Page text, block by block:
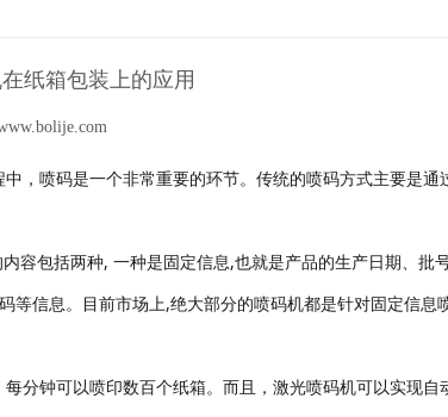
纸箱包装上的应用
，喷码是一个非常重要的环节。传统的喷码方式主要是通
容包括两种, 一种是固定信息,也就是产品的生产日期、批
等信息。 目前市场上,绝大部分的喷码机都是针对固定信息
分钟可以喷印数百个纸箱。 而且，激光喷码机可以实现自